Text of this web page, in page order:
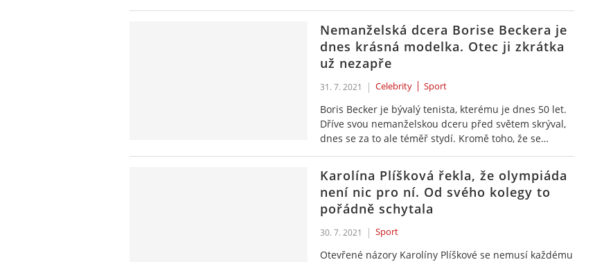
Nemanželská dcera Borise Beckera je
dnes krásná modelka. Otec ji zkrátka
už nezapře
31. 7. 2021 Celebrity Sport
Boris Becker je bývalý tenista, kterému je dnes 50 let.
Dříve svou nemanželskou dceru před světem skrýval,
dnes se za to ale téměř stydí. Kromě toho, že se…
Karolína Plíšková řekla, že olympiáda
není nic pro ní. Od svého kolegy to
pořádně schytala
30. 7. 2021 Sport
Otevřené názory Karolíny Plíškové se nemusí každému